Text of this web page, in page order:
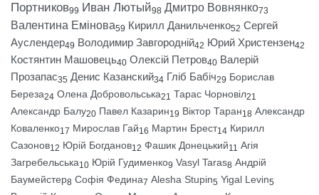
Портников99 Иван Лютый98 Дмитро Вовнянко73
Валентина Емінова59 Кирилл Данильченко52 Сергей
Ауслендер49 Володимир Завгородній42 Юрий Христензен42
Костянтин Машовець40 Олексій Петров40 Валерій
Прозапас35 Денис Казанский34 Гліб Бабіч29 Борислав
Береза24 Олена Добровольська21 Тарас Чорновіл21
Александр Балу20 Павел Казарин19 Віктор Таран18 Александр
Коваленко17 Мирослав Гай16 Мартин Брест14 Кирилл
Сазонов12 Юрій Богданов12 Фашик Донецький11 Агія
Загребельська10 Юрій Гудименко9 Vasyl Taras8 Андрій
Баумейстер8 Софія Федина7 Alesha Stupin5 Yigal Levin5